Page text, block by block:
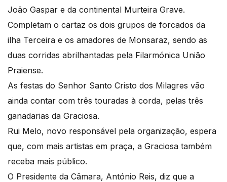
João Gaspar e da continental Murteira Grave.
Completam o cartaz os dois grupos de forcados da
ilha Terceira e os amadores de Monsaraz, sendo as
duas corridas abrilhantadas pela Filarmónica União
Praiense.
As festas do Senhor Santo Cristo dos Milagres vão
ainda contar com três touradas à corda, pelas três
ganadarias da Graciosa.
Rui Melo, novo responsável pela organização, espera
que, com mais artistas em praça, a Graciosa também
receba mais público.
O Presidente da Câmara, António Reis, diz que a